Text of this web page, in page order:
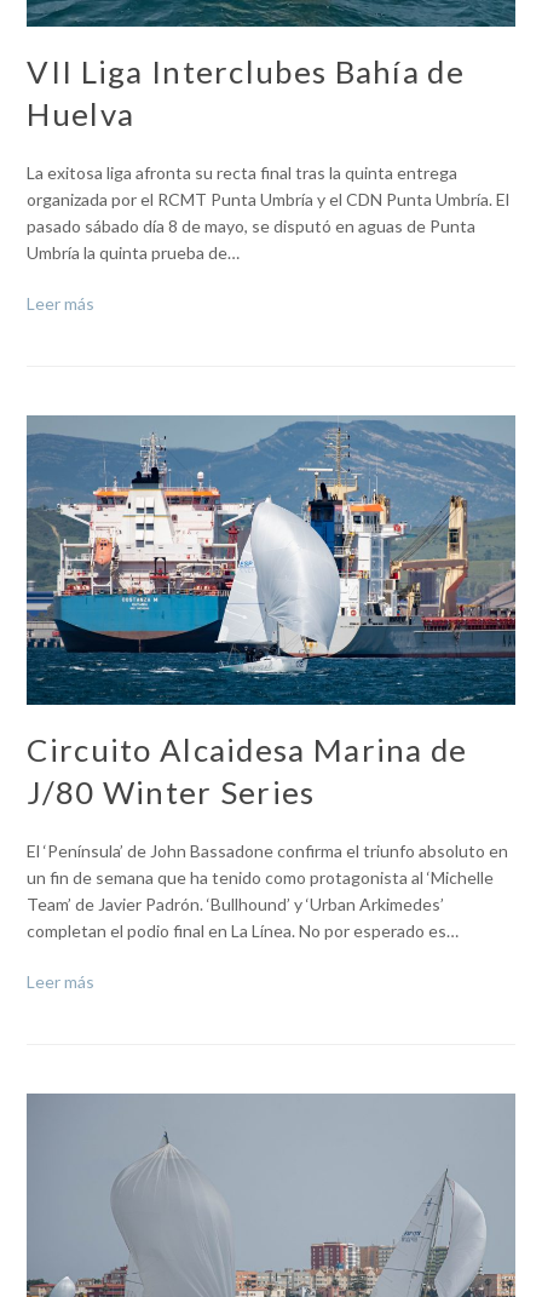
VII Liga Interclubes Bahía de
Huelva
La exitosa liga afronta su recta final tras la quinta entrega
organizada por el RCMT Punta Umbría y el CDN Punta Umbría. El
pasado sábado día 8 de mayo, se disputó en aguas de Punta
Umbría la quinta prueba de…
Leer más
Circuito Alcaidesa Marina de
J/80 Winter Series
El ‘Península’ de John Bassadone confirma el triunfo absoluto en
un fin de semana que ha tenido como protagonista al ‘Michelle
Team’ de Javier Padrón. ‘Bullhound’ y ‘Urban Arkimedes’
completan el podio final en La Línea. No por esperado es…
Leer más